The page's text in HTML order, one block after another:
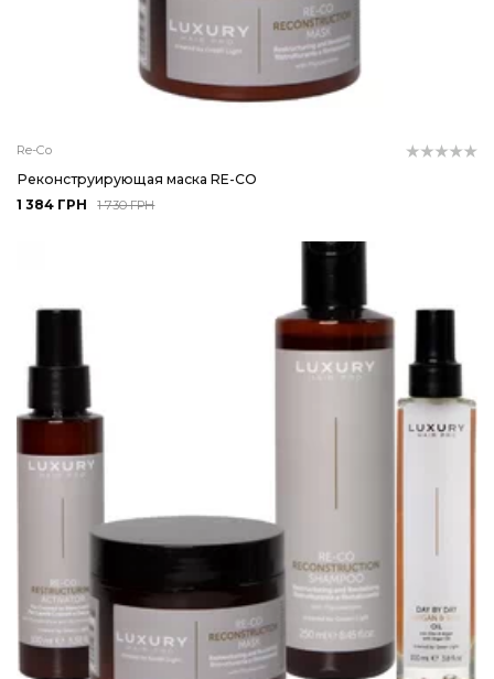
Re-Co
Реконструирующая маска RE-CO
1 384 ГРН
1 730 ГРН